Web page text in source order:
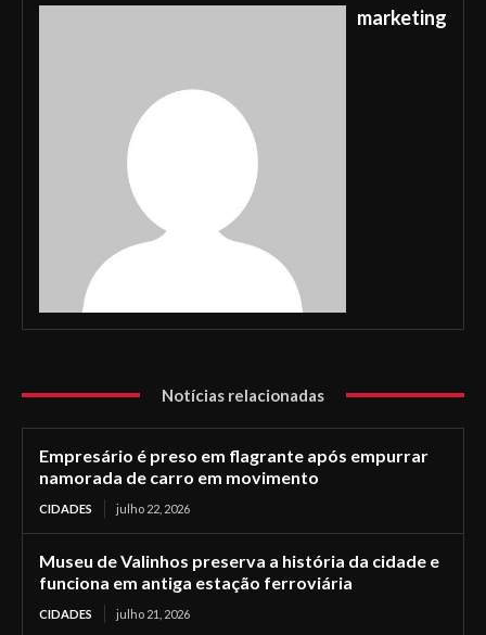
marketing
Notícias relacionadas
Empresário é preso em flagrante após empurrar
namorada de carro em movimento
CIDADES julho 22, 2026
Museu de Valinhos preserva a história da cidade e
funciona em antiga estação ferroviária
CIDADES julho 21, 2026